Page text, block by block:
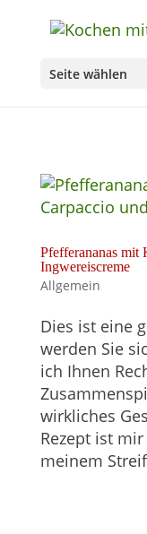
Seite wählen
Pfefferananas mit
Ingwereiscreme
Allgemein
Dies ist eine
werden Sie
ich Ihnen
wirkliches
Rezept ist
meinem